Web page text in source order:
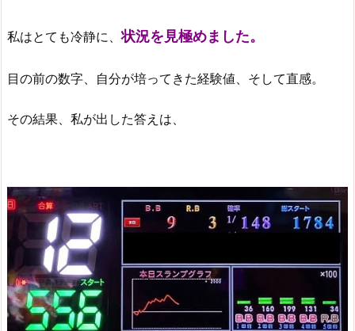
私はとても冷静に、状況を見極めました。
目の前の数字、自分が培ってきた経験値、そして直感。
その結果、私が出した答えは、